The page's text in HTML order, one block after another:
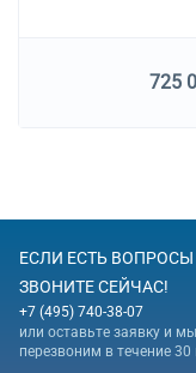
725
ЕСЛИ ЕСТЬ ВОПРОСЫ
ЗВОНИТЕ СЕЙЧАС!
+7 (495) 740-38-07
или оставьте заявку и мы
перезвоним в течение 30